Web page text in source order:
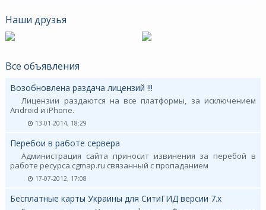
Наши друзья
Все объявления
Возобновлена раздача лицензий !!!
Лицензии раздаются на все платформы, за исключением
Android и iPhone.
13-01-2014, 18:29
Перебои в работе сервера
Администрация сайта приносит извинения за перебой в
работе ресурса cgmap.ru связанный с пропаданием
17-07-2012, 17:08
Бесплатные карты Украины для СитиГИД версии 7.х